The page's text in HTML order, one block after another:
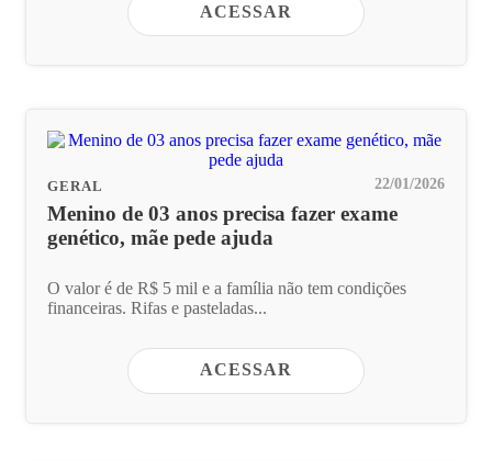
ACESSAR
GERAL 22/01/2026
Menino de 03 anos precisa fazer exame
genético, mãe pede ajuda
O valor é de R$ 5 mil e a família não tem condições
financeiras. Rifas e pasteladas...
ACESSAR